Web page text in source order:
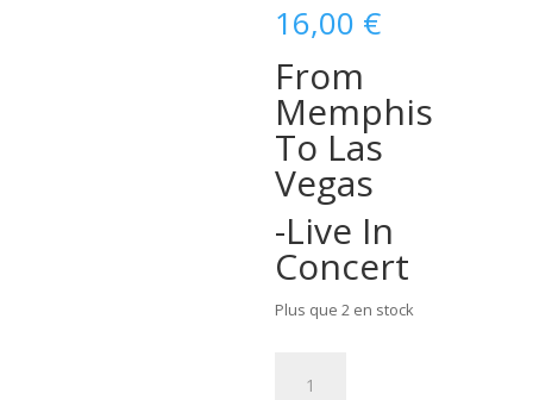
16,00 €
From
Memphis
To Las
Vegas
-Live In
Concert
Plus que 2 en stock